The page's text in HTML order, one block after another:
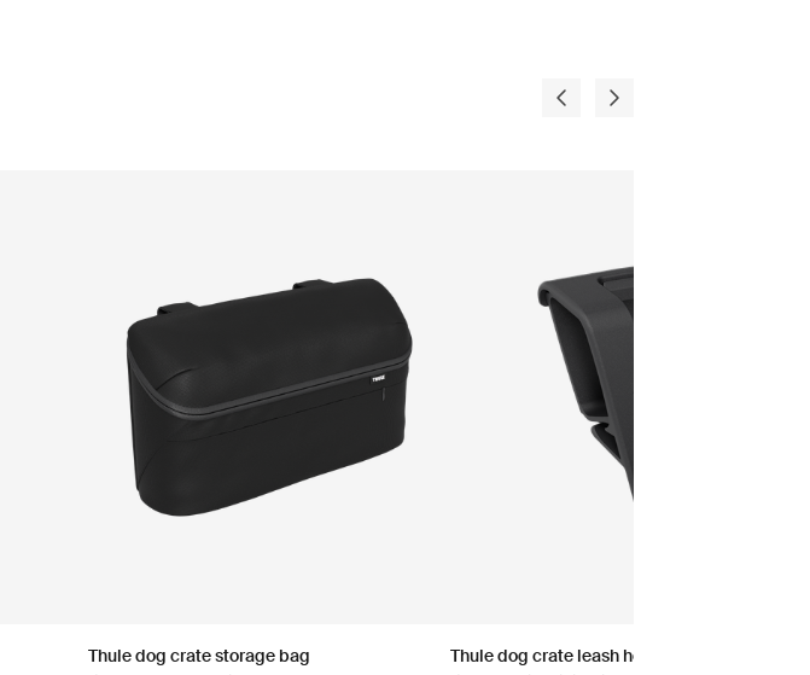
Thule dog crate storage bag
Thule dog crate leash hook